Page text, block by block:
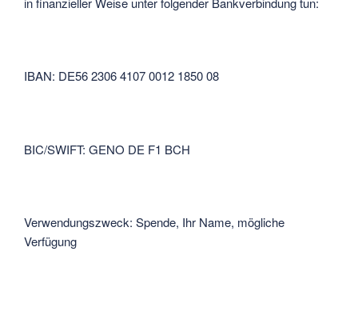
IBAN: DE56 2306 4107 0012 1850 08
BIC/SWIFT: GENO DE F1 BCH
Verwendungszweck: Spende, Ihr Name, mögliche
Verfügung